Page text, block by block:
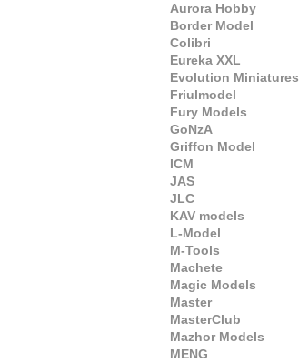
Aurora Hobby
Border Model
Colibri
Eureka XXL
Evolution Miniatures
Friulmodel
Fury Models
GoNzA
Griffon Model
ICM
JAS
JLC
KAV models
L-Model
M-Tools
Machete
Magic Models
Master
MasterClub
Mazhor Models
MENG